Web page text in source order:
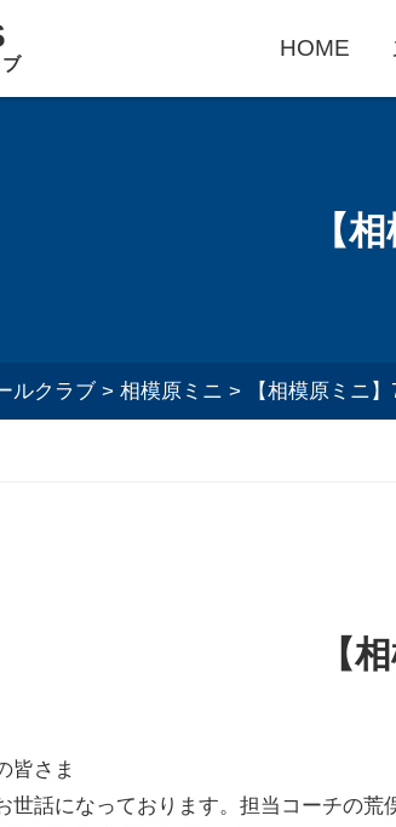
HOME
【
ルクラブ> 相模原ミニ > 【相模原ミニ
【
皆さま
世話になっております。担当コーチの荒